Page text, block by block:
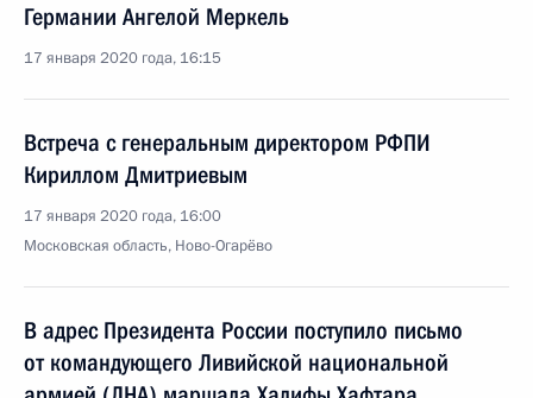
Германии Ангелой Меркель
17 января 2020 года, 16:15
Встреча с генеральным директором РФПИ
Кириллом Дмитриевым
17 января 2020 года, 16:00
Московская область, Ново-Огарёво
В адрес Президента России поступило письмо
от командующего Ливийской национальной